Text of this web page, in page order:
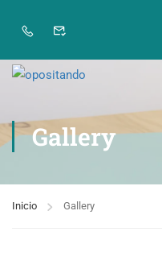
Gallery
Inicio Gallery